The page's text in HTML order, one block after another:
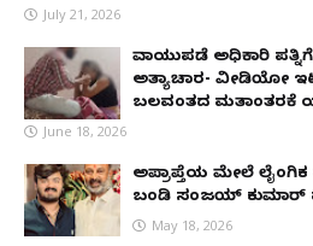
July 21, 2026
ವಾಯುಪಡೆ ಅಧಿಕಾರಿ
ಅತ್ಯಾಚಾರ- ವೀಡಿಯೋ
ಬಲವಂತದ ಮತಾಂತರಕ್ಕೆ
June 18, 2026
ಅಪ್ರಾಪ್ತೆಯ ಮೇಲೆ
ಬಂಡಿ ಸಂಜಯ್ ಕುಮಾರ್
May 18, 2026